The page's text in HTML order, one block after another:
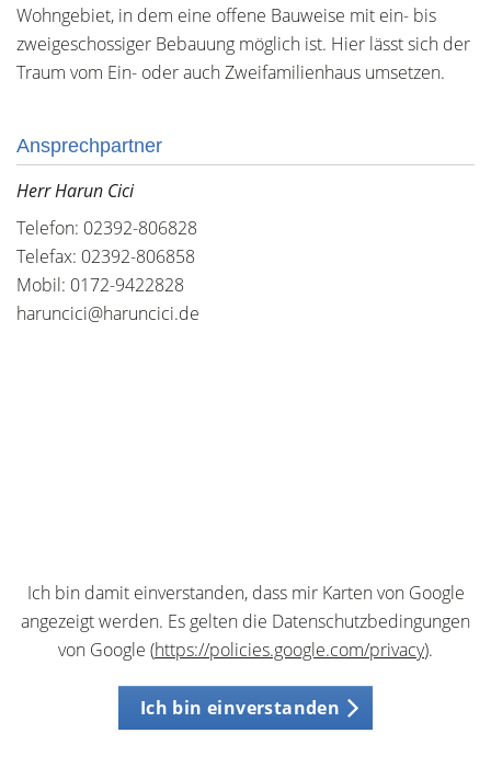
Wohngebiet, in dem eine offene Bauweise mit ein- bis
zweigeschossiger Bebauung möglich ist. Hier lässt sich der
Traum vom Ein- oder auch Zweifamilienhaus umsetzen.
Ansprechpartner
Herr Harun Cici
Telefon: 02392-806828
Telefax: 02392-806858
Mobil: 0172-9422828
haruncici@haruncici.de
Ich bin damit einverstanden, dass mir Karten von Google
angezeigt werden. Es gelten die Datenschutzbedingungen
von Google (https://policies.google.com/privacy).
Ich bin einverstanden